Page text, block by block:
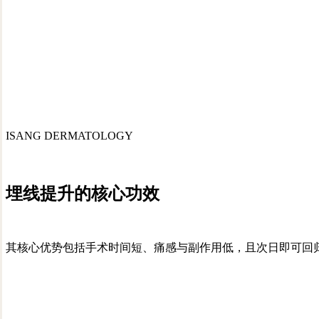
ISANG DERMATOLOGY
埋线提升的核心功效
其核心优势包括手术时间短、痛感与副作用低，且次日即可回